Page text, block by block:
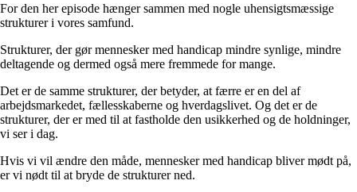
For den her episode hænger sammen med nogle uhensigtsmæssige
strukturer i vores samfund.
Strukturer, der gør mennesker med handicap mindre synlige, mindre
deltagende og dermed også mere fremmede for mange.
Det er de samme strukturer, der betyder, at færre er en del af
arbejdsmarkedet, fællesskaberne og hverdagslivet. Og det er de
strukturer, der er med til at fastholde den usikkerhed og de holdninger,
vi ser i dag.
Hvis vi vil ændre den måde, mennesker med handicap bliver mødt på,
er vi nødt til at bryde de strukturer ned.